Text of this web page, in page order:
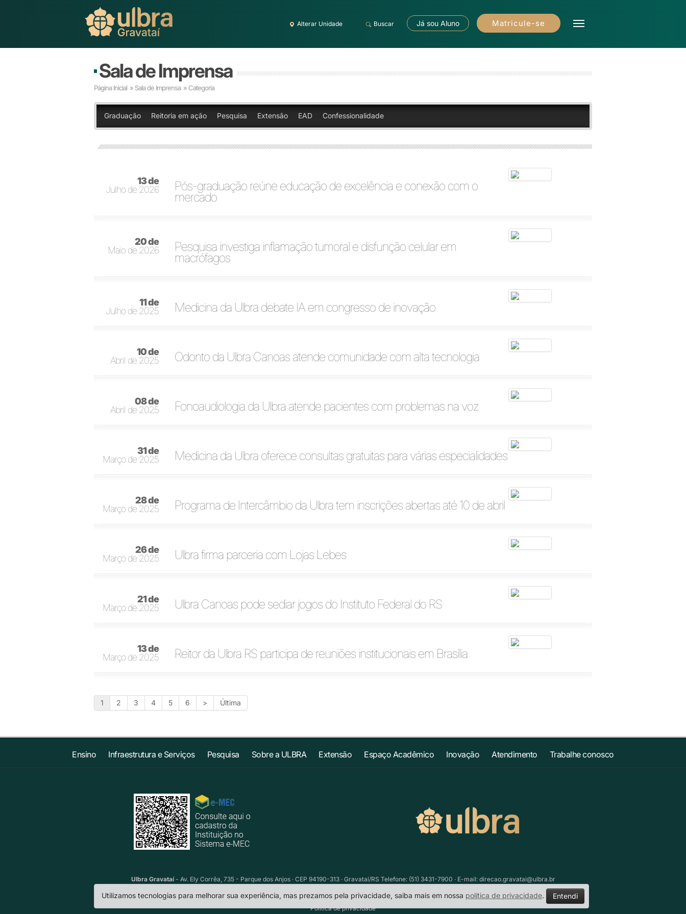
Alterar Unidade Buscar Já sou Aluno Matricule-se
Sala de Imprensa
Página Inicial » Sala de Imprensa » Categoria
Graduação Reitoria em ação Pesquisa Extensão EAD Confessionalidade
13 de
Julho de 2026
Pós-graduação reúne educação de excelência e conexão com o
mercado
20 de
Maio de 2026
Pesquisa investiga inflamação tumoral e disfunção celular em
macrófagos
11 de
Julho de 2025
Medicina da Ulbra debate IA em congresso de inovação
10 de
Abril de 2025
Odonto da Ulbra Canoas atende comunidade com alta tecnologia
08 de
Abril de 2025
Fonoaudiologia da Ulbra atende pacientes com problemas na voz
31 de
Março de 2025
Medicina da Ulbra oferece consultas gratuitas para várias especialidades
28 de
Março de 2025
Programa de Intercâmbio da Ulbra tem inscrições abertas até 10 de abril
26 de
Março de 2025
Ulbra firma parceria com Lojas Lebes
21 de
Março de 2025
Ulbra Canoas pode sediar jogos do Instituto Federal do RS
13 de
Março de 2025
Reitor da Ulbra RS participa de reuniões institucionais em Brasília
1 2 3 4 5 6 > Última
Ensino Infraestrutura e Serviços Pesquisa Sobre a ULBRA Extensão Espaço Acadêmico Inovação Atendimento Trabalhe conosco
Ulbra Gravataí- Av. Ely Corrêa, 735 - Parque dos Anjos · CEP 94190-313 · Gravataí/RS Telefone: (51) 3431-7900 · E-mail: direcao.gravatai@ulbra.br
Política de privacidade
Utilizamos tecnologias para melhorar sua experiência, mas prezamos pela privacidade, saiba mais em nossa política de privacidade. Entendi